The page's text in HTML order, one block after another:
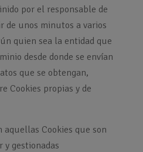
por el responsable de
de unos minutos a varios
quien sea la entidad que
desde donde se envían
que se obtengan,
Cookies propias y de
aquellas Cookies que son
y gestionadas